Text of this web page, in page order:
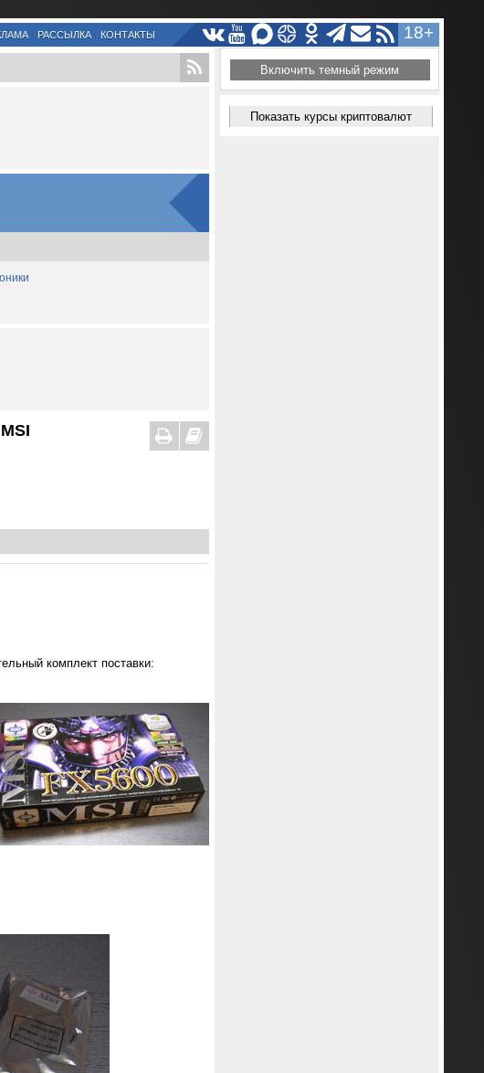
18+
РАССЫЛКА КОНТАКТЫ
комплект поставки:
Включить темный режим
Показать курсы криптовалют